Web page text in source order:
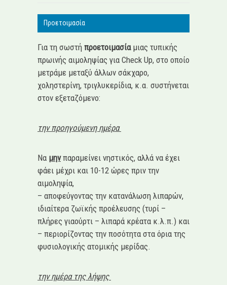
Προετοιμασία
Για τη σωστή προετοιμασίαμιας τυπικής
πρωινής αιμοληψίας για Check Up, στο οποίο
μετράμε μεταξύ άλλων σάκχαρο,
χοληστερίνη, τριγλυκερίδια, κ.α. συστήνεται
στον εξεταζόμενο:
την προηγούμενη ημέρα
Να μηνπαραμείνει νηστικός, αλλά να έχει
φάει μέχρι και 10-12 ώρες πριν την
αιμοληψία,
– αποφεύγοντας την κατανάλωση λιπαρών,
ιδιαίτερα ζωϊκής προέλευσης (τυρί –
πλήρες γιαούρτι – λιπαρά κρέατα κ.λ.π.) και
– περιορίζοντας την ποσότητα στα όρια της
φυσιολογικής ατομικής μερίδας.
την ημέρα της λήψης